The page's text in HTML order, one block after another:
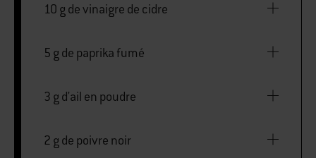
10 g de vinaigre de cidre
5 g de paprika fumé
3 g d'ail en poudre
2 g de poivre noir